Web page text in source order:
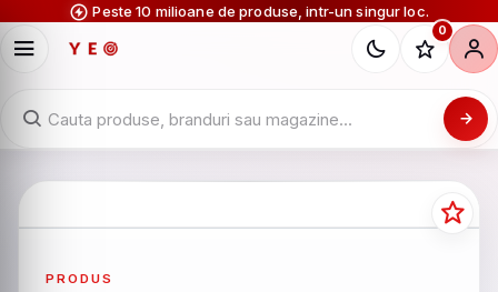
Peste 10 milioane de produse, intr-un singur loc.
0
PRODUS